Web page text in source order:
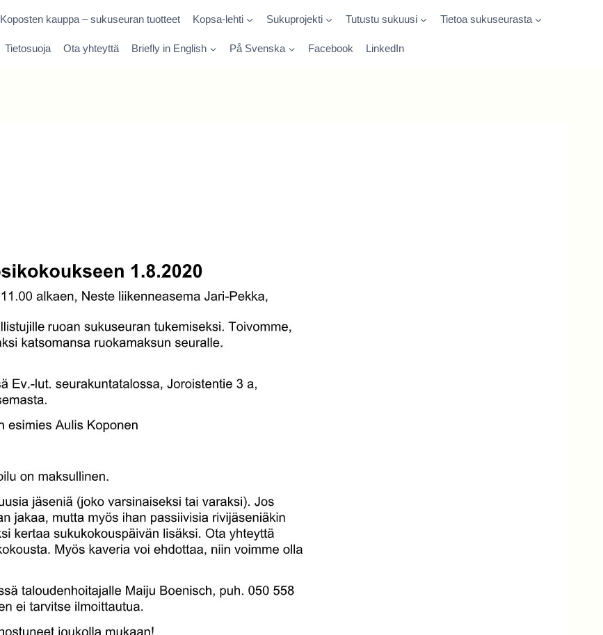
Koposten kauppa – sukuseuran tuotteet Kopsa-lehti Sukuprojekti Tutustu sukuusi Tietoa sukuseurasta
Tietosuoja Ota yhteyttä Briefly in English På Svenska Facebook LinkedIn